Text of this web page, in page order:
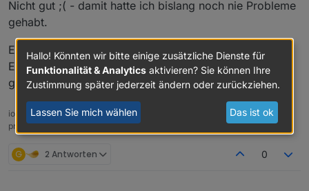
Nicht gut ;( - damit hatte ich bislang noch nie Probleme
gehabt.
Edit:
Erledigt, musste das PW erneut eingeben, dann hat es
geklappt - also hatte iob irgendwie das PW verloren.
ioBroker auf: Lenovo ThinkCentre M910Q Tiny i5-7500T 16 GB mit
proxmox in VM (Bookworm)
G 2 Antworten 0
Hallo! Könnten wir bitte einige zusätzliche Dienste für
Funktionalität & Analytics aktivieren? Sie können Ihre
Zustimmung später jederzeit ändern oder zurückziehen.
Lassen Sie mich wählen Das ist ok